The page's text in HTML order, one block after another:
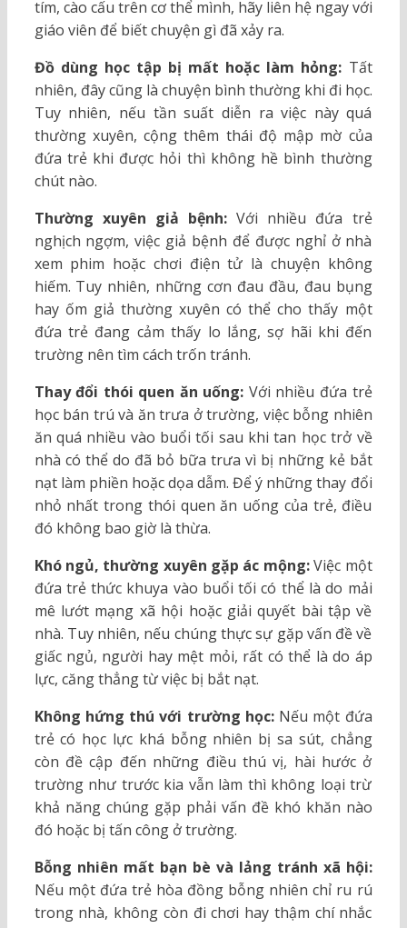
tím, cào cấu trên cơ thể mình, hãy liên hệ ngay với
giáo viên để biết chuyện gì đã xảy ra.
Đồ dùng học tập bị mất hoặc làm hỏng: Tất
nhiên, đây cũng là chuyện bình thường khi đi học.
Tuy nhiên, nếu tần suất diễn ra việc này quá
thường xuyên, cộng thêm thái độ mập mờ của
đứa trẻ khi được hỏi thì không hề bình thường
chút nào.
Thường xuyên giả bệnh:Với nhiều đứa trẻ
nghịch ngợm, việc giả bệnh để được nghỉ ở nhà
xem phim hoặc chơi điện tử là chuyện không
hiếm. Tuy nhiên, những cơn đau đầu, đau bụng
hay ốm giả thường xuyên có thể cho thấy một
đứa trẻ đang cảm thấy lo lắng, sợ hãi khi đến
trường nên tìm cách trốn tránh.
Thay đổi thói quen ăn uống: Với nhiều đứa trẻ
học bán trú và ăn trưa ở trường, việc bỗng nhiên
ăn quá nhiều vào buổi tối sau khi tan học trở về
nhà có thể do đã bỏ bữa trưa vì bị những kẻ bắt
nạt làm phiền hoặc dọa dẫm. Để ý những thay đổi
nhỏ nhất trong thói quen ăn uống của trẻ, điều
đó không bao giờ là thừa.
Khó ngủ, thường xuyên gặp ác mộng:Việc một
đứa trẻ thức khuya vào buổi tối có thể là do mải
mê lướt mạng xã hội hoặc giải quyết bài tập về
nhà. Tuy nhiên, nếu chúng thực sự gặp vấn đề về
giấc ngủ, người hay mệt mỏi, rất có thể là do áp
lực, căng thẳng từ việc bị bắt nạt.
Không hứng thú với trường học:Nếu một đứa
trẻ có học lực khá bỗng nhiên bị sa sút, chẳng
còn đề cập đến những điều thú vị, hài hước ở
trường như trước kia vẫn làm thì không loại trừ
khả năng chúng gặp phải vấn đề khó khăn nào
đó hoặc bị tấn công ở trường.
Bỗng nhiên mất bạn bè và lảng tránh xã hội:
Nếu một đứa trẻ hòa đồng bỗng nhiên chỉ ru rú
trong nhà, không còn đi chơi hay thậm chí nhắc